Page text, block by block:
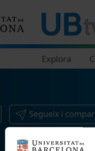
Explora
Segueix i